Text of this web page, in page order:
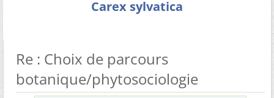
Carex sylvatica
Re : Choix de parcours
botanique/phytosociologie